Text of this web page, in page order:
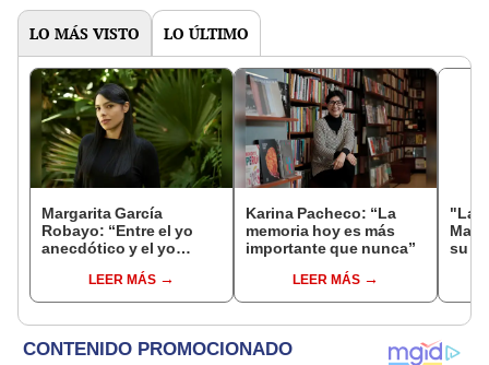
LO MÁS VISTO LO ÚLTIMO
Margarita García
Robayo: “Entre el yo
anecdótico y el yo
tramo”LEER MÁS
Karina Pacheco: “La
memoria hoy es más
importante que nunca”
LEER MÁS
"La
su